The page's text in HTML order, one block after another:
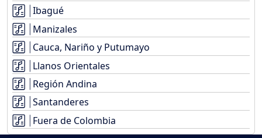
Ibagué
Manizales
Cauca, Nariño y Putumayo
Llanos Orientales
Región Andina
Santanderes
Fuera de Colombia